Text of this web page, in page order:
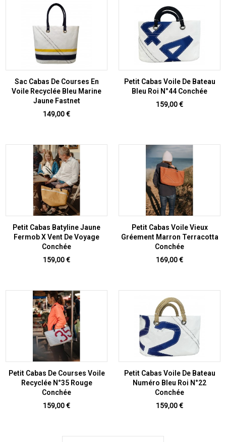
Sac Cabas De Courses En
Voile Recyclée Bleu Marine
Jaune Fastnet
Prix
149,00 €
Petit Cabas Voile De Bateau
Bleu Roi N°44 Conchée
Prix
159,00 €
Petit Cabas Batyline Jaune
Fermob X Vent De Voyage
Conchée
Prix
159,00 €
Petit Cabas Voile Vieux
Gréement Marron Terracotta
Conchée
Prix
169,00 €
Petit Cabas De Courses Voile
Recyclée N°35 Rouge
Conchée
Prix
159,00 €
Petit Cabas Voile De Bateau
Numéro Bleu Roi N°22
Conchée
Prix
159,00 €